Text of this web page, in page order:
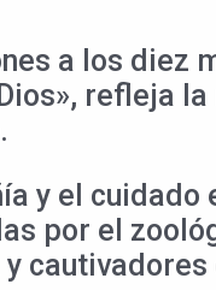
a los diez
refleja
y el cuidado
por el